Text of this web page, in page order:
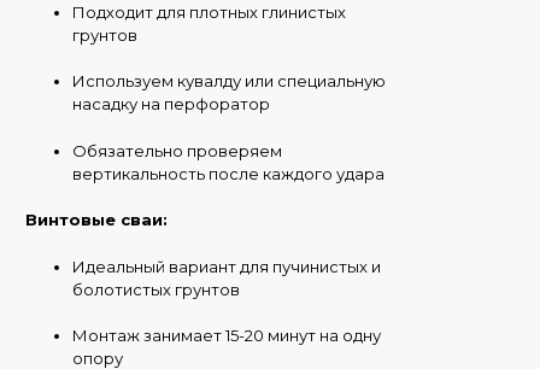
Подходит для плотных глинистых
грунтов
Используем кувалду или специальную
насадку на перфоратор
Обязательно проверяем
вертикальность после каждого удара
Винтовые сваи:
Идеальный вариант для пучинистых и
болотистых грунтов
Монтаж занимает 15-20 минут на одну
опору